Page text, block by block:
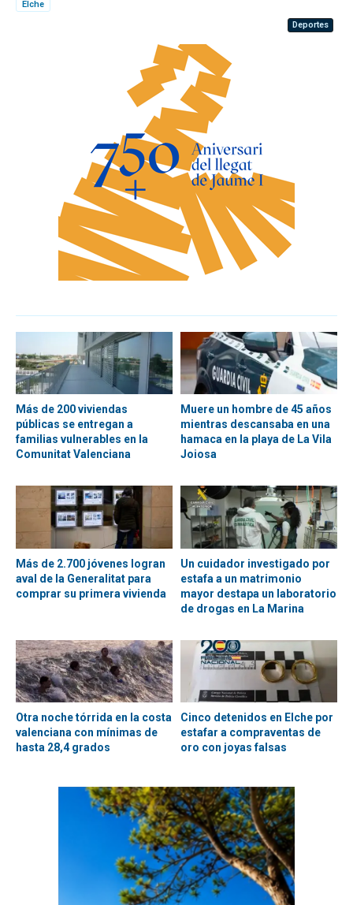
Elche
Deportes
Más de 200 viviendas
públicas se entregan a
familias vulnerables en la
Comunitat Valenciana
Muere un hombre de 45 años
mientras descansaba en una
hamaca en la playa de La Vila
Joiosa
Más de 2.700 jóvenes logran
aval de la Generalitat para
comprar su primera vivienda
Un cuidador investigado por
estafa a un matrimonio
mayor destapa un laboratorio
de drogas en La Marina
Otra noche tórrida en la costa
valenciana con mínimas de
hasta 28,4 grados
Cinco detenidos en Elche por
estafar a compraventas de
oro con joyas falsas